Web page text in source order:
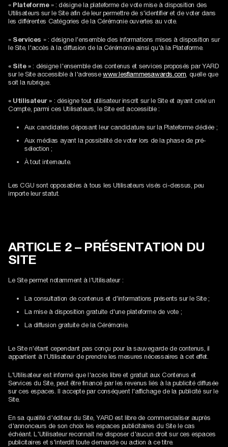
« Plateforme» : désigne la plateforme de vote mise à disposition des
Utilisateurs sur le Site afin de leur permettre de s'identifier et de voter dans
les différentes Catégories de la Cérémonie ouvertes au vote.
« Services » : désigne l'ensemble des informations mises à disposition sur
le Site, l'accès à la diffusion de la Cérémonie ainsi qu'à la Plateforme.
« Site »: désigne l'ensemble des contenus et services proposés par YARD
sur le Site accessible à l'adressewww.lesflammesawards.com, quelle que
soit la rubrique.
« Utilisateur » : désigne tout utilisateur inscrit sur le Site et ayant créé un
Compte, parmi ces Utilisateurs, le Site est accessible :
Aux candidates déposant leur candidature sur la Plateforme dédiée ;
Aux médias ayant la possibilité de voter lors de la phase de pré-
sélection ;
À tout internaute.
Les CGU sont opposables à tous les Utilisateurs visés ci-dessus, peu
importe leur statut.
ARTICLE 2 – PRÉSENTATION DU
SITE
Le Site permet notamment à l'Utilisateur :
La consultation de contenus et d'informations présents sur le Site ;
La mise à disposition gratuite d'une plateforme de vote ;
La diffusion gratuite de la Cérémonie.
Le Site n'étant cependant pas conçu pour la sauvegarde de contenus, il
appartient à l'Utilisateur de prendre les mesures nécessaires à cet effet.
L'Utilisateur est informé que l'accès libre et gratuit aux Contenus et
Services du Site, peut être financé par les revenus liés à la publicité diffusée
sur ces espaces. Il accepte par conséquent l'affichage de la publicité sur le
Site.
En sa qualité d'éditeur du Site, YARD est libre de commercialiser auprès
d'annonceurs de son choix les espaces publicitaires du Site le cas
échéant. L'Utilisateur reconnaît ne disposer d'aucun droit sur ces espaces
publicitaires et s'interdit toute demande ou action à ce titre.